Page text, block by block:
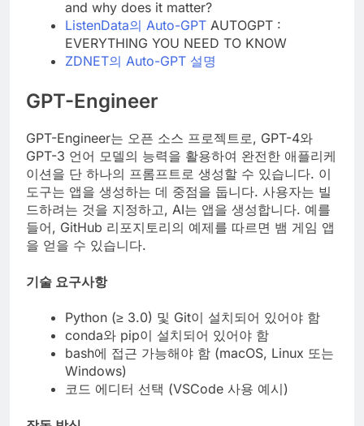
and why does it matter?
ListenData의 Auto-GPT AUTOGPT :
EVERYTHING YOU NEED TO KNOW
ZDNET의 Auto-GPT 설명
GPT-Engineer
GPT-Engineer는 오픈 소스 프로젝트로, GPT-4와
GPT-3 언어 모델의 능력을 활용하여 완전한 애플리케
이션을 단 하나의 프롬프트로 생성할 수 있습니다. 이
도구는 앱을 생성하는 데 중점을 둡니다. 사용자는 빌
드하려는 것을 지정하고, AI는 앱을 생성합니다. 예를
들어, GitHub 리포지토리의 예제를 따르면 뱀 게임 앱
을 얻을 수 있습니다.
기술 요구사항
Python (≥ 3.0) 및 Git이 설치되어 있어야 함
conda와 pip이 설치되어 있어야 함
bash에 접근 가능해야 함 (macOS, Linux 또는
Windows)
코드 에디터 선택 (VSCode 사용 예시)